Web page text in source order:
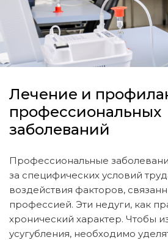
Лечение и
профессиональных
заболеваний
Профессиональные
за специфических условий
воздействия факторов,
профессией. Эти недуги, как
хронический характер. Чтобы
усугубления, необходимо